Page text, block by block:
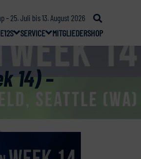
– 25. Juli bis 13. August 2026
12S SERVICE MITGLIEDERSHOP
14) –